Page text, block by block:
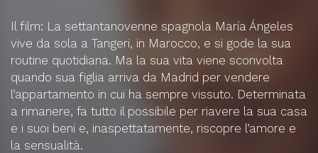
Il film: La settantanovenne spagnola María Ángeles
vive da sola a Tangeri, in Marocco, e si gode la sua
routine quotidiana. Ma la sua vita viene sconvolta
quando sua figlia arriva da Madrid per vendere
l’appartamento in cui ha sempre vissuto. Determinata
a rimanere, fa tutto il possibile per riavere la sua casa
e i suoi beni e, inaspettatamente, riscopre l’amore e
la sensualità.